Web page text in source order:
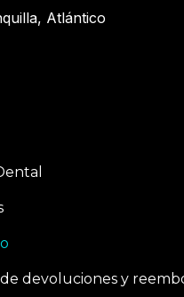
Atlántico
devoluciones y